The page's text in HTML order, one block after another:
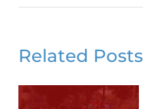
Related Posts